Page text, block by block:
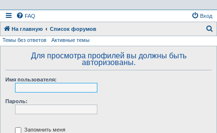
FAQ Вход
На главную Список форумов
Темы без ответов Активные темы
Для просмотра профилей вы должны быть
авторизованы.
Имя пользователя:
Пароль:
Запомнить меня